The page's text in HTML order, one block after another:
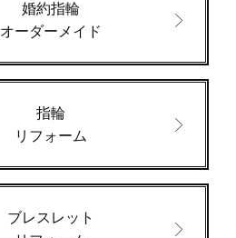
婚約指輪
オーダーメイド
指輪
リフォーム
ブレスレット